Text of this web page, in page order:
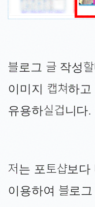
블로그 글 작성
이미지 캡쳐하고
유용하실겁니다.
저는 포토샵보다
이용하여 블로